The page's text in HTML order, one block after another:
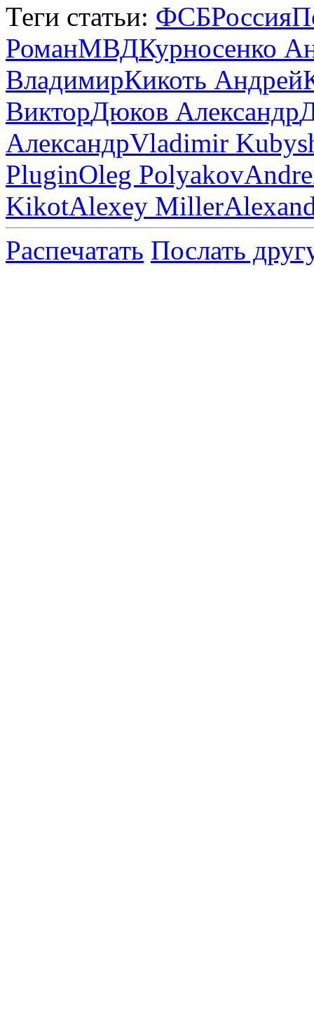
Теги статьи: ФСБРоссия
РоманМВДКурносенко
ВладимирКикоть Андрей
ВикторДюков Александр
АлександрVladimir
PluginOleg Polyakov
KikotAlexey Miller
Распечатать Послать